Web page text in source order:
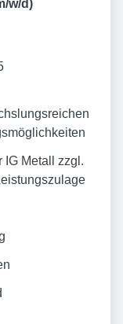
w/d)
IG Metall zzgl.